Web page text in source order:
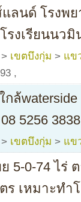
ลนด์ โรงพ
งเรียนนวมิ
> เขตบึงกุ่ม > แข
,
ล้
5256
> เขตบึงกุ่ม > แข
5-0-74 ไร่
ร เหมาะทำ